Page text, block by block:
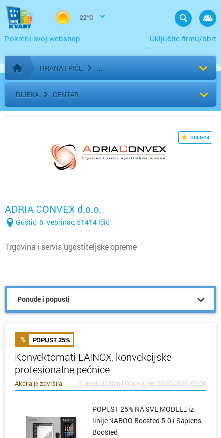
22°C
Uključite firmu/obrt
Pokreni svoj webshop
Početna stranica
HRANA I PIĆE
RIJEKA CENTAR
OCIJENI
ADRIA CONVEX d.o.o.
Guštići 6, Veprinac, 51414 Ičići
Trgovina i servis ugostiteljske opreme
Ponude i popusti
POPUST 25%
Konvektomati LAINOX, konvekcijske
profesionalne pećnice
Akcija je završila 0 pregleda/dan | Objavljeno: 23.06.2026. 09:00
POPUST 25% NA SVE MODELE iz
linije NABOO Boosted 5.0 i Sapiens
Boosted